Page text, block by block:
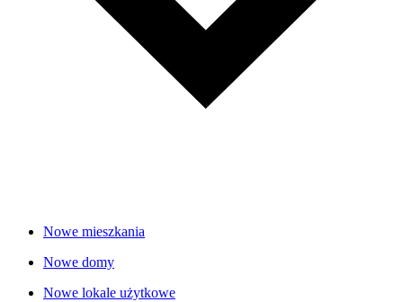
Nowe mieszkania
Nowe domy
Nowe lokale użytkowe